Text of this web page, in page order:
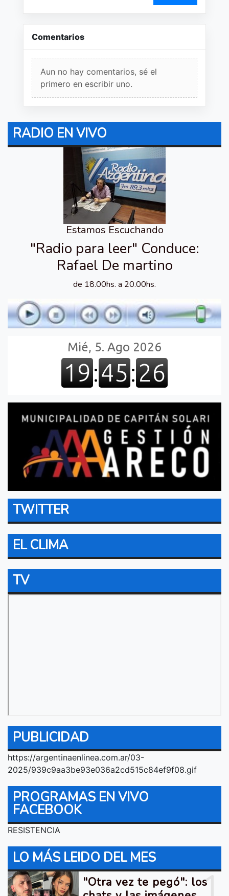
Comentarios
Aun no hay comentarios, sé el
primero en escribir uno.
RADIO EN VIVO
Estamos Escuchando
"Radio para leer" Conduce:
Rafael De martino
de 18.00hs. a 20.00hs.
TWITTER
EL CLIMA
TV
PUBLICIDAD
https://argentinaenlinea.com.ar/03-
2025/939c9aa3be93e036a2cd515c84ef9f08.gif
PROGRAMAS EN VIVO
FACEBOOK
RESISTENCIA
LO MÁS LEIDO DEL MES
"Otra vez te pegó": los